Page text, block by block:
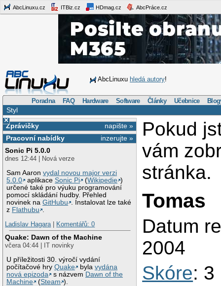
AbcLinuxu.cz ITBiz.cz HDmag.cz AbcPráce.cz
AbcLinuxu hledá autory!
Poradna FAQ Hardware Software Články Učebnice
Styl
×
napište »
Zprávičky
inzerujte »
Pracovní nabídky
Sonic Pi 5.0.0
dnes 12:44 | Nová verze
Sam Aaronvydal novou major verzi
5.0.0
aplikaceSonic Pi (Wikipedie )
určené také pro výuku programování
pomocí skládání hudby. Přehled
novinek naGitHubu
. Instalovat lze také
z Flathubu
Ladislav Hagara| Komentářů: 0
Quake: Dawn of the Machine
včera 04:44 | IT novinky
U příležitosti 30. výročí vydání
počítačové hryQuake bylavydána
nová epizoda
s názvem Dawn of the
Machine
(Steam ).
Pokud
vám
stránka.
Tomas
Datum
2004
Skóre: 3